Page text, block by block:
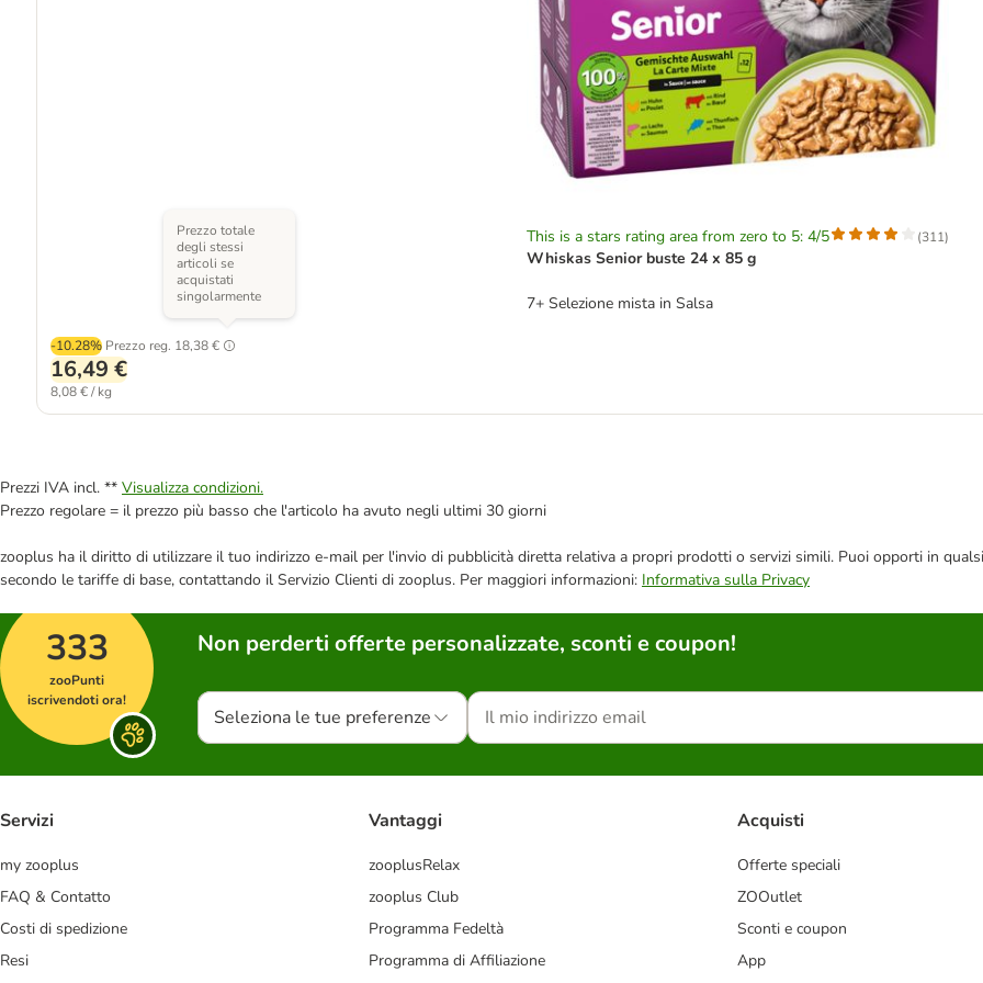
This is a stars rating area from zero to 5: 4/5 (311)
Whiskas Senior buste 24 x 85 g
7+ Selezione mista in Salsa
-10.28% Prezzo reg. 18,38 €
Prezzo totale
degli stessi
articoli se
acquistati
singolarmente
16,49 €
8,08 € / kg
Prezzi IVA incl. ** Visualizza condizioni.
Prezzo regolare = il prezzo più basso che l'articolo ha avuto negli ultimi 30 giorni
zooplus ha il diritto di utilizzare il tuo indirizzo e-mail per l'invio di pubblicità diretta relativa a propri prodotti o servizi simili. Puoi opporti in
secondo le tariffe di base, contattando il Servizio Clienti di zooplus. Per maggiori informazioni: Informativa sulla Privacy
333
zooPunti
iscrivendoti ora!
Non perderti offerte personalizzate, sconti e coupon!
Seleziona le tue preferenze
Servizi
my zooplus
FAQ & Contatto
Costi di spedizione
Resi
Vantaggi
zooplusRelax
zooplus Club
Programma Fedeltà
Programma di Affiliazione
Acquisti
Offerte speciali
ZOOutlet
Sconti e coupon
App